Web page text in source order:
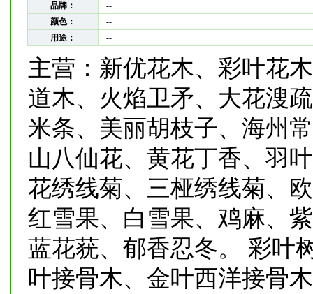
品牌：
--
颜色：
--
用途：
--
主营：新优花木、彩叶花
道木、火焰卫矛、大花溲
米条、美丽胡枝子、海州
山八仙花、黄花丁香、羽
花绣线菊、三桠绣线菊、
红雪果、白雪果、鸡麻、
蓝花莸、郁香忍冬。 彩叶
叶接骨木、金叶西洋接骨